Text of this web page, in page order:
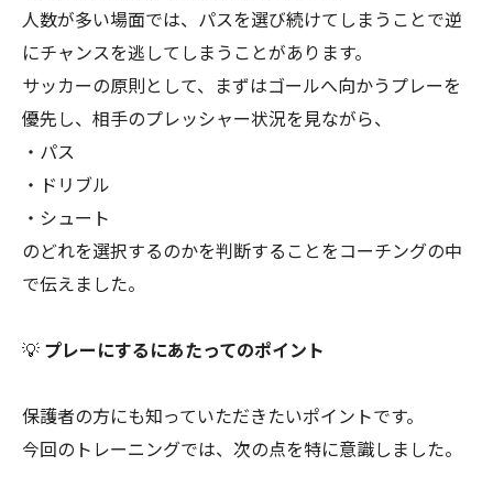
人数が多い場面では、パスを選び続けてしまうことで逆
にチャンスを逃してしまうことがあります。
サッカーの原則として、まずはゴールへ向かうプレーを
優先し、相手のプレッシャー状況を見ながら、
・パス
・ドリブル
・シュート
のどれを選択するのかを判断することをコーチングの中
で伝えました。
💡 プレーにするにあたってのポイント
保護者の方にも知っていただきたいポイントです。
今回のトレーニングでは、次の点を特に意識しました。